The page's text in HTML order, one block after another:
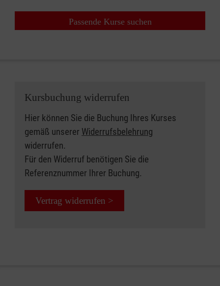
Passende Kurse suchen
Kursbuchung widerrufen
Hier können Sie die Buchung Ihres Kurses
gemäß unserer Widerrufsbelehrung
widerrufen.
Für den Widerruf benötigen Sie die
Referenznummer Ihrer Buchung.
Vertrag widerrufen >